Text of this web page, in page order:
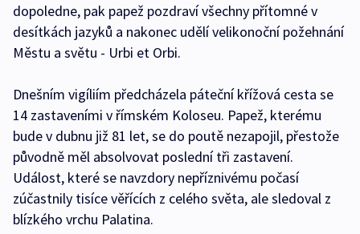
dopoledne, pak papež pozdraví všechny přítomné v
desítkách jazyků a nakonec udělí velikonoční požehnání
Městu a světu - Urbi et Orbi.
Dnešním vigíliím předcházela páteční křížová cesta se
14 zastaveními v římském Koloseu. Papež, kterému
bude v dubnu již 81 let, se do poutě nezapojil, přestože
původně měl absolvovat poslední tři zastavení.
Událost, které se navzdory nepříznivému počasí
zúčastnily tisíce věřících z celého světa, ale sledoval z
blízkého vrchu Palatina.